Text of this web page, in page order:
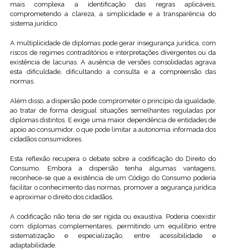
mais complexa a identificação das regras aplicáveis,
comprometendo a clareza, a simplicidade e a transparência do
sistema jurídico.
A multiplicidade de diplomas pode gerar insegurança jurídica, com
riscos de regimes contraditórios e interpretações divergentes ou da
existência de lacunas. A ausência de versões consolidadas agrava
esta dificuldade, dificultando a consulta e a compreensão das
normas.
Além disso, a dispersão pode comprometer o princípio da igualdade,
ao tratar de forma desigual situações semelhantes reguladas por
diplomas distintos. E exige uma maior dependência de entidades de
apoio ao consumidor, o que pode limitar a autonomia informada dos
cidadãos consumidores.
Esta reflexão recupera o debate sobre a codificação do Direito do
Consumo. Embora a dispersão tenha algumas vantagens,
reconhece-se que a existência de um Código do Consumo poderia
facilitar o conhecimento das normas, promover a segurança jurídica
e aproximar o direito dos cidadãos.
A codificação não teria de ser rígida ou exaustiva. Poderia coexistir
com diplomas complementares, permitindo um equilíbrio entre
sistematização e especialização, entre acessibilidade e
adaptabilidade.